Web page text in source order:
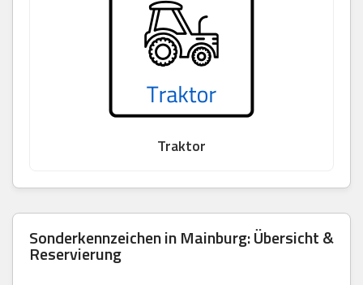
Traktor
Sonderkennzeichen in Mainburg: Übersicht &
Reservierung